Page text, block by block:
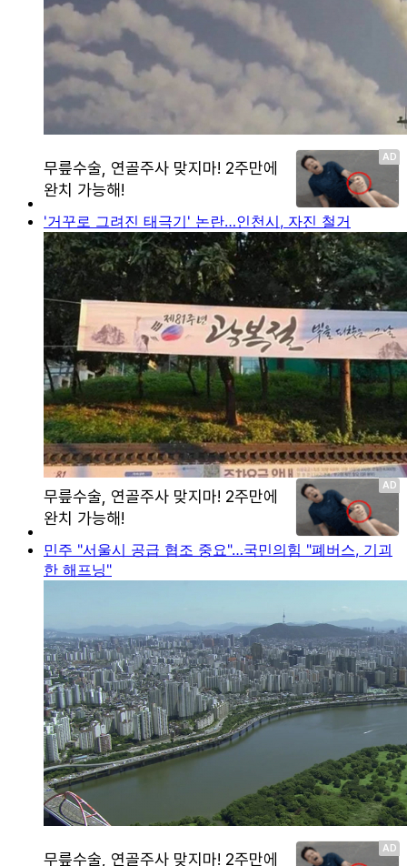
'거꾸로 그려진 태극기' 논란…인천시, 자진 철거
민주 "서울시 공급 협조 중요"…국민의힘 "폐버스, 기괴
한 해프닝"